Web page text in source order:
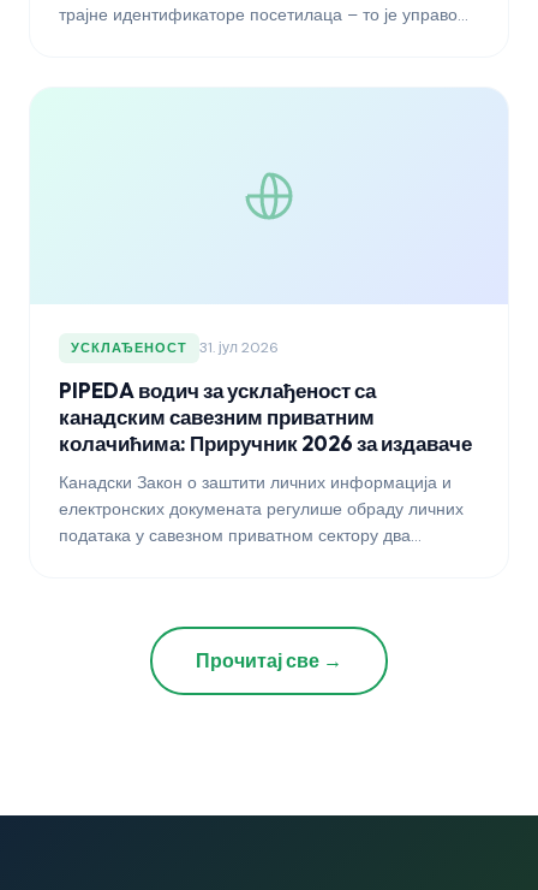
трајне идентификаторе посетилаца – то је управо
Платформом за управљање сагласношћу да би ваш
платформу вредном за рад.
УСКЛАЂЕНОСТ 31. јул 2026
PIPEDA водич за усклађеност са
канадским савезним приватним
колачићима: Приручник 2026 за издаваче
Канадски Закон о заштити личних информација и
електронских докумената регулише обраду личних
података у савезном приватном сектору два
колачиће, како је Канцеларија комесара за
приватност тумачила те захтеве током времена и
како режим интерагује са Законом 25 Квебека и
Прочитај све →